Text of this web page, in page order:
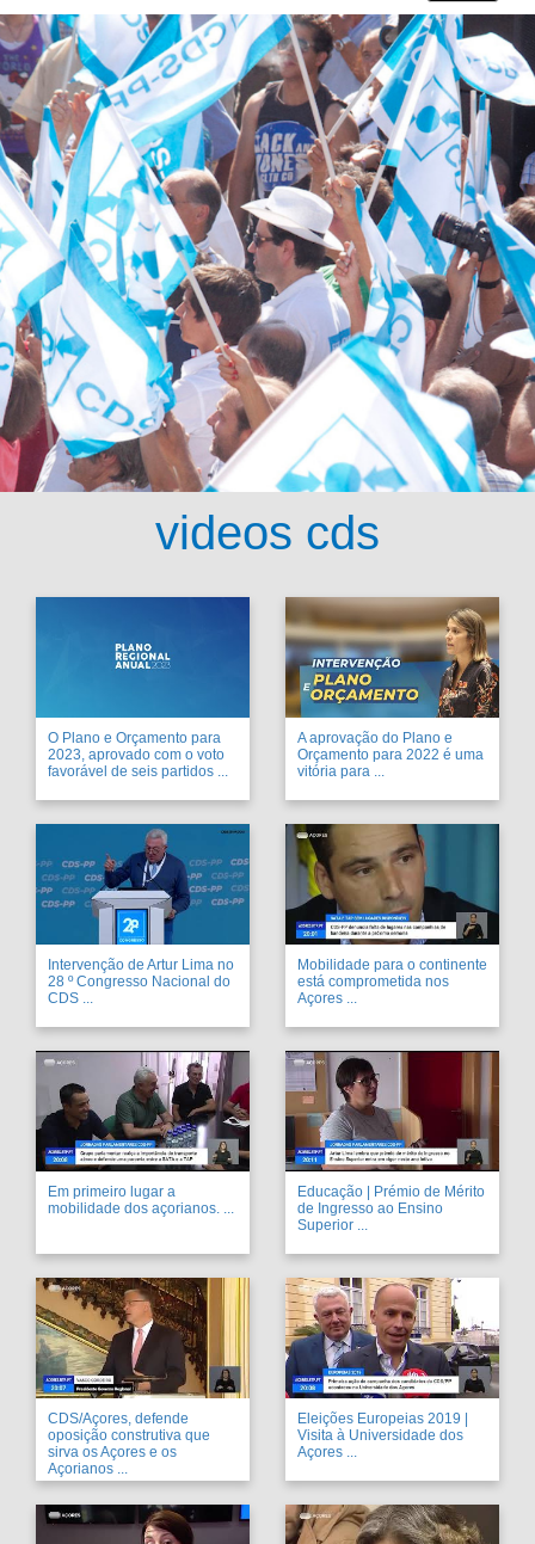
videos cds
O Plano e Orçamento para
2023, aprovado com o voto
favorável de seis partidos ...
A aprovação do Plano e
Orçamento para 2022 é uma
vitória para ...
Intervenção de Artur Lima no
28 º Congresso Nacional do
CDS ...
Mobilidade para o continente
está comprometida nos
Açores ...
Em primeiro lugar a
mobilidade dos açorianos. ...
Educação | Prémio de Mérito
de Ingresso ao Ensino
Superior ...
CDS/Açores, defende
oposição construtiva que
sirva os Açores e os
Açorianos ...
Eleições Europeias 2019 |
Visita à Universidade dos
Açores ...